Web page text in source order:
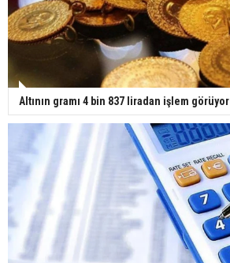
Altının gramı 4 bin 837 liradan işlem görüyor